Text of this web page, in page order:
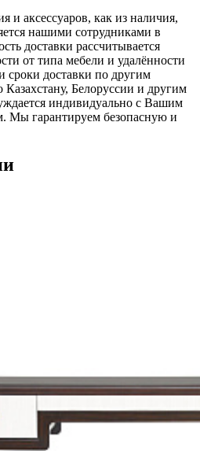
и аксессуаров, как из наличия,
нашими сотрудниками в
доставки рассчитывается
от типа мебели и удалённости
сроки доставки по другим
Белоруссии и другим
индивидуально с Вашим
Мы гарантируем безопасную и